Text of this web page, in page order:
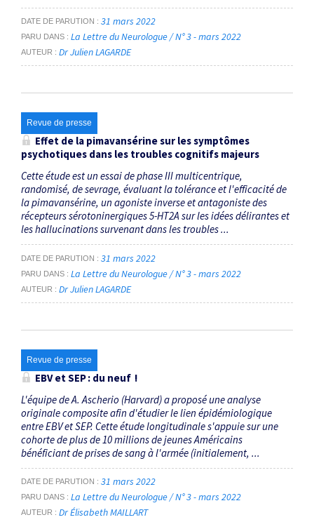
DATE DE PARUTION 31 mars 2022
PARU DANS La Lettre du Neurologue / N° 3 - mars 2022
AUTEUR Dr Julien LAGARDE
Revue de presse
Effet de la pimavansérine sur les symptômes
psychotiques dans les troubles cognitifs majeurs
Cette étude est un essai de phase III multicentrique,
randomisé, de sevrage, évaluant la tolérance et l'efficacité de
la pimavansérine, un agoniste inverse et antagoniste des
récepteurs sérotoninergiques 5-HT2A sur les idées délirantes et
les hallucinations survenant dans les troubles ...
DATE DE PARUTION 31 mars 2022
PARU DANS La Lettre du Neurologue / N° 3 - mars 2022
AUTEUR Dr Julien LAGARDE
Revue de presse
EBV et SEP : du neuf !
L'équipe de A. Ascherio (Harvard) a proposé une analyse
originale composite afin d'étudier le lien épidémiologique
entre EBV et SEP. Cette étude longitudinale s'appuie sur une
cohorte de plus de 10 millions de jeunes Américains
bénéficiant de prises de sang à l'armée (initialement, ...
DATE DE PARUTION 31 mars 2022
PARU DANS La Lettre du Neurologue / N° 3 - mars 2022
AUTEUR Dr Élisabeth MAILLART